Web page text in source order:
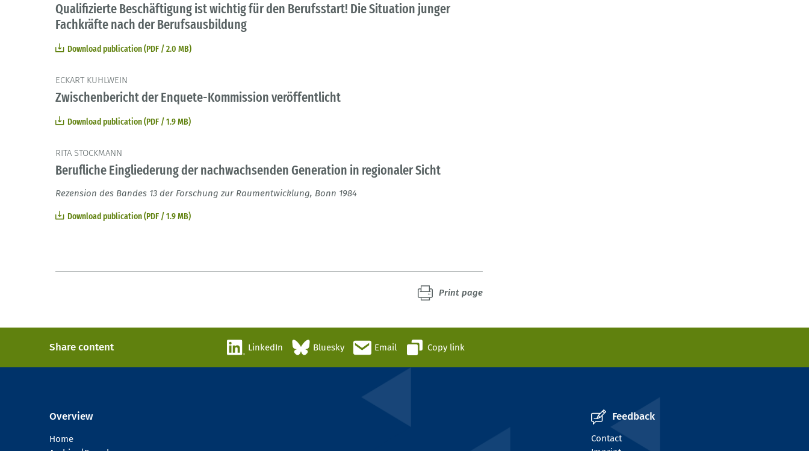
Qualifizierte Beschäftigung ist wichtig für den Berufsstart! Die Situation junger
Fachkräfte nach der Berufsausbildung
Download publication (PDF / 2.0 MB)
ECKART KUHLWEIN
Zwischenbericht der Enquete-Kommission veröffentlicht
Download publication (PDF / 1.9 MB)
RITA STOCKMANN
Berufliche Eingliederung der nachwachsenden Generation in regionaler Sicht
Rezension des Bandes 13 der Forschung zur Raumentwicklung, Bonn 1984
Download publication (PDF / 1.9 MB)
Print page
Share content LinkedIn Bluesky Email Copy link
Overview
Home
Feedback
Contact